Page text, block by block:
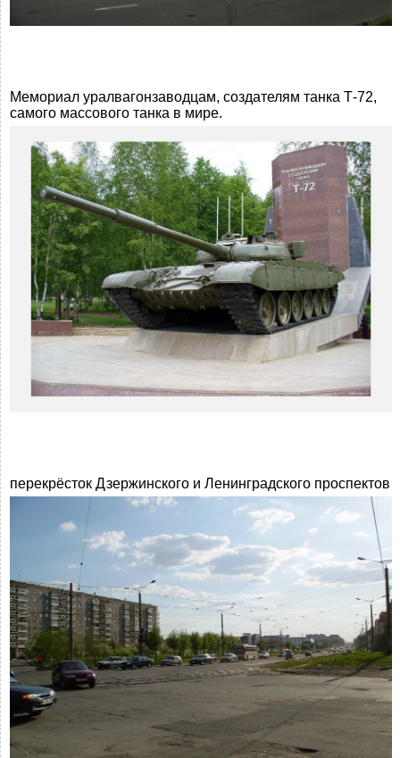
Мемориал уралвагонзаводцам, создателям танка Т-72,
самого массового танка в мире.
перекрёсток Дзержинского и Ленинградского проспектов